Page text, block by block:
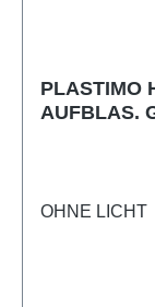
PLASTIMO
AUFBLAS.
OHNE LICHT